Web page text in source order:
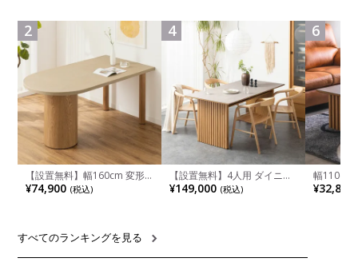
ュラル ブラウン 完成品
2
【設置無料】幅160cm 変形
半円 ダイニングテーブル モ
ルタル風 LENAS コンクリー
リア風 グレージュ
¥74,900 (税込)
4
【設置無料】4人用 ダイニン
グテーブルセット 5点 LUGA
セラミックテーブル おしゃれ
¥149,000 (税込)
れ ウッデ
ル グレー
6
幅110cm
木目調 リ
付き 長方
¥32,800
すべてのランキングを見る